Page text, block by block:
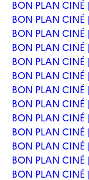
BON PLAN
BON PLAN
BON PLAN CINÉ
BON PLAN
BON PLAN
BON PLAN
BON PLAN
BON PLAN
BON PLAN
BON PLAN
BON PLAN
BON PLAN
BON PLAN CINÉ